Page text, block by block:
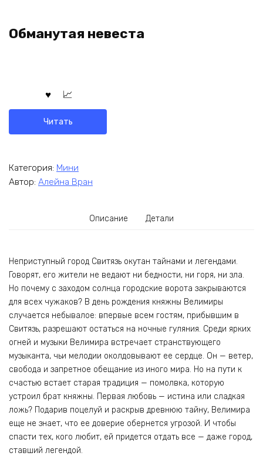
Обманутая невеста
Читать
Категория: Мини
Автор: Алейна Вран
Описание Детали
Неприступный город Свитязь окутан тайнами и легендами.
Говорят, его жители не ведают ни бедности, ни горя, ни зла.
Но почему с заходом солнца городские ворота закрываются
для всех чужаков? В день рождения княжны Велимиры
случается небывалое: впервые всем гостям, прибывшим в
Свитязь, разрешают остаться на ночные гуляния. Среди ярких
огней и музыки Велимира встречает странствующего
музыканта, чьи мелодии околдовывают ее сердце. Он — ветер,
свобода и запретное обещание из иного мира. Но на пути к
счастью встает старая традиция — помолвка, которую
устроил брат княжны. Первая любовь — истина или сладкая
ложь? Подарив поцелуй и раскрыв древнюю тайну, Велимира
еще не знает, что ее доверие обернется угрозой. И чтобы
спасти тех, кого любит, ей придется отдать все — даже город,
ставший легендой.